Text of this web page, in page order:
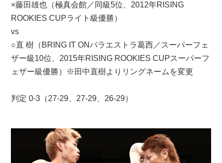
×藤田雄也（極真会館／同級5位、2012年RISING
ROOKIES CUPライト級優勝）
vs
○直 樹（BRING IT ONパラエストラ葛西／スーパーフェ
ザー級10位、2015年RISING ROOKIES CUPスーパーフ
ェザー級優勝）※田中直樹よりリングネームを変更
判定 0-3（27-29、27-29、26-29）